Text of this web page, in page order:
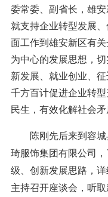
委常委、副省长，雄
就支持企业转型发展
面工作到雄安新区有
为中心的发展思想，
新发展、就业创业、
千方百计促进企业转
民生，有效化解社会
陈刚先后来到容城
琦服饰集团有限公司
级、创新发展思路，
主持召开座谈会，听